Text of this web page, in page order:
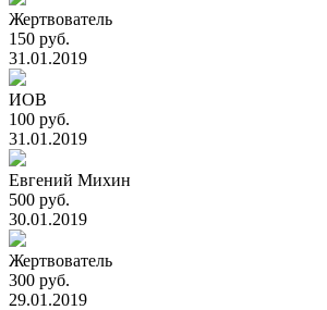
Жертвователь
150 руб.
31.01.2019
ИОВ
100 руб.
31.01.2019
Евгений Михин
500 руб.
30.01.2019
Жертвователь
300 руб.
29.01.2019